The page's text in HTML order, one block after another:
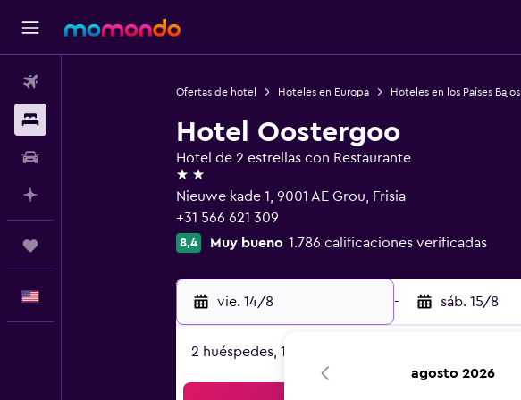
Ofertas de hotel Hoteles en Europa Hoteles en los Países Bajos
Hotel Oostergoo
Hotel de 2 estrellas con Restaurante
2 estrellas
Nieuwe kade 1, 9001 AE Grou, Frisia
+31 566 621 309
8,4 Muy bueno 1.786 calificaciones verificadas
vie. 14/8 - sáb. 15/8
2 huéspedes, 1 habitación
agosto 2026